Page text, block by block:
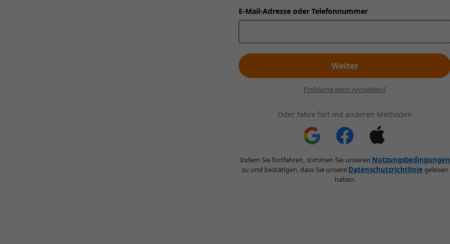
E-Mail-Adresse oder Telefonnummer
Weiter
Probleme beim Anmelden?
Oder fahre fort mit anderen Methoden
Indem Sie fortfahren, stimmen Sie unseren Nutzungsbedingungen
zu und bestätigen, dass Sie unsere Datenschutzrichtlinie gelesen
haben.